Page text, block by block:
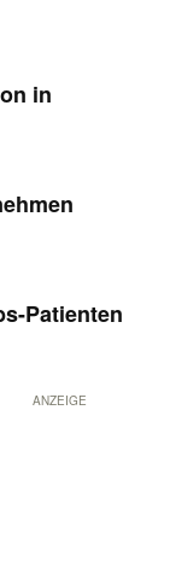
in
Patienten
ANZEIGE